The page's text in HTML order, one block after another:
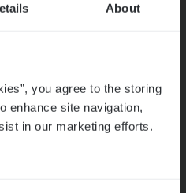
About
you agree to the storing
enhance site navigation,
in our marketing efforts.
Van­b­